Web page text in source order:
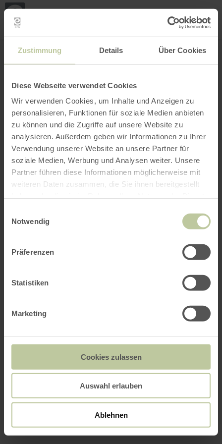
Zustimmung Details Über Cookies
Diese Webseite verwendet Cookies
Wir verwenden Cookies, um Inhalte und Anzeigen zu
personalisieren, Funktionen für soziale Medien anbieten
zu können und die Zugriffe auf unsere Website zu
analysieren. Außerdem geben wir Informationen zu Ihrer
Verwendung unserer Website an unsere Partner für
soziale Medien, Werbung und Analysen weiter. Unsere
Partner führen diese Informationen möglicherweise mit
weiteren Daten zusammen, die Sie ihnen bereitgestellt
Notwendig
Präferenzen
Statistiken
Marketing
Cookies zulassen
Auswahl erlauben
Ablehnen
INTERACTIVE MAP
my
Open filter